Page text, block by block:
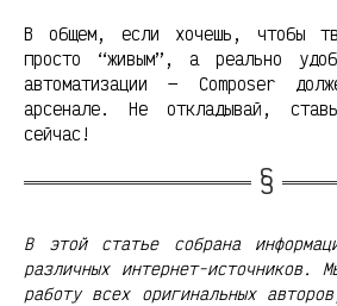
В общем, если хочешь, чтобы
просто “живым”, а реально
автоматизации — Composer
арсенале. Не откладывай,
сейчас!
В этой статье собрана
различных интернет-источников.
работу всех оригинальных